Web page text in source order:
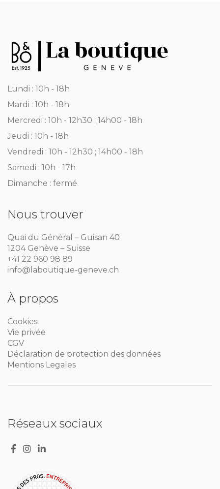
Lundi : 10h - 18h
Mardi : 10h - 18h
Mercredi : 10h - 12h30 ; 14h00 - 18h
Jeudi : 10h - 18h
Vendredi : 10h - 12h30 ; 14h00 - 18h
Samedi : 10h - 17h
Dimanche : fermé
Nous trouver
Quai du Général – Guisan 40
1204 Genève – Suisse
+41 22 960 98 89
info@laboutique-geneve.ch
À propos
Cookies
Vie privée
CGV
Déclaration de protection des données
Mentions Legales
Réseaux sociaux